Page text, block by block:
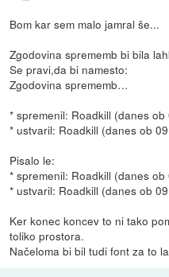
Bom kar sem malo jamral še...
Zgodovina sprememb bi bila
Se pravi,da bi namesto:
Zgodovina sprememb…
* spremenil: Roadkill (danes ob
* ustvaril: Roadkill (danes ob
Pisalo le:
* spremenil: Roadkill (danes ob
* ustvaril: Roadkill (danes ob
Ker konec koncev to ni tako
toliko prostora.
Načeloma bi bil tudi font za to